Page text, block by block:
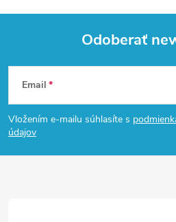
Z
á
p
Odoberať
Email
Vložením e-mailu súhlasíte s
údajov